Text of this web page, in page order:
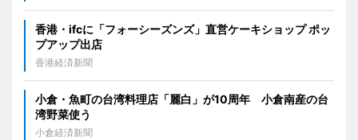
香港・ifcに「フォーシーズンズ」直営ケーキショップ ポッ
プアップ出店
香港経済新聞
小倉・魚町の台湾料理店「麗白」が10周年 小倉南産の台
湾野菜使う
小倉経済新聞